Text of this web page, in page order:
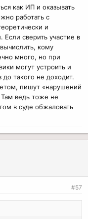
как ИП и оказывать
работать с
и
сверить участие в
кому
много, но при
могут устроить и
такого не доходит.
пишут «нарушений
ведь тоже не
в суде обжаловать
#57